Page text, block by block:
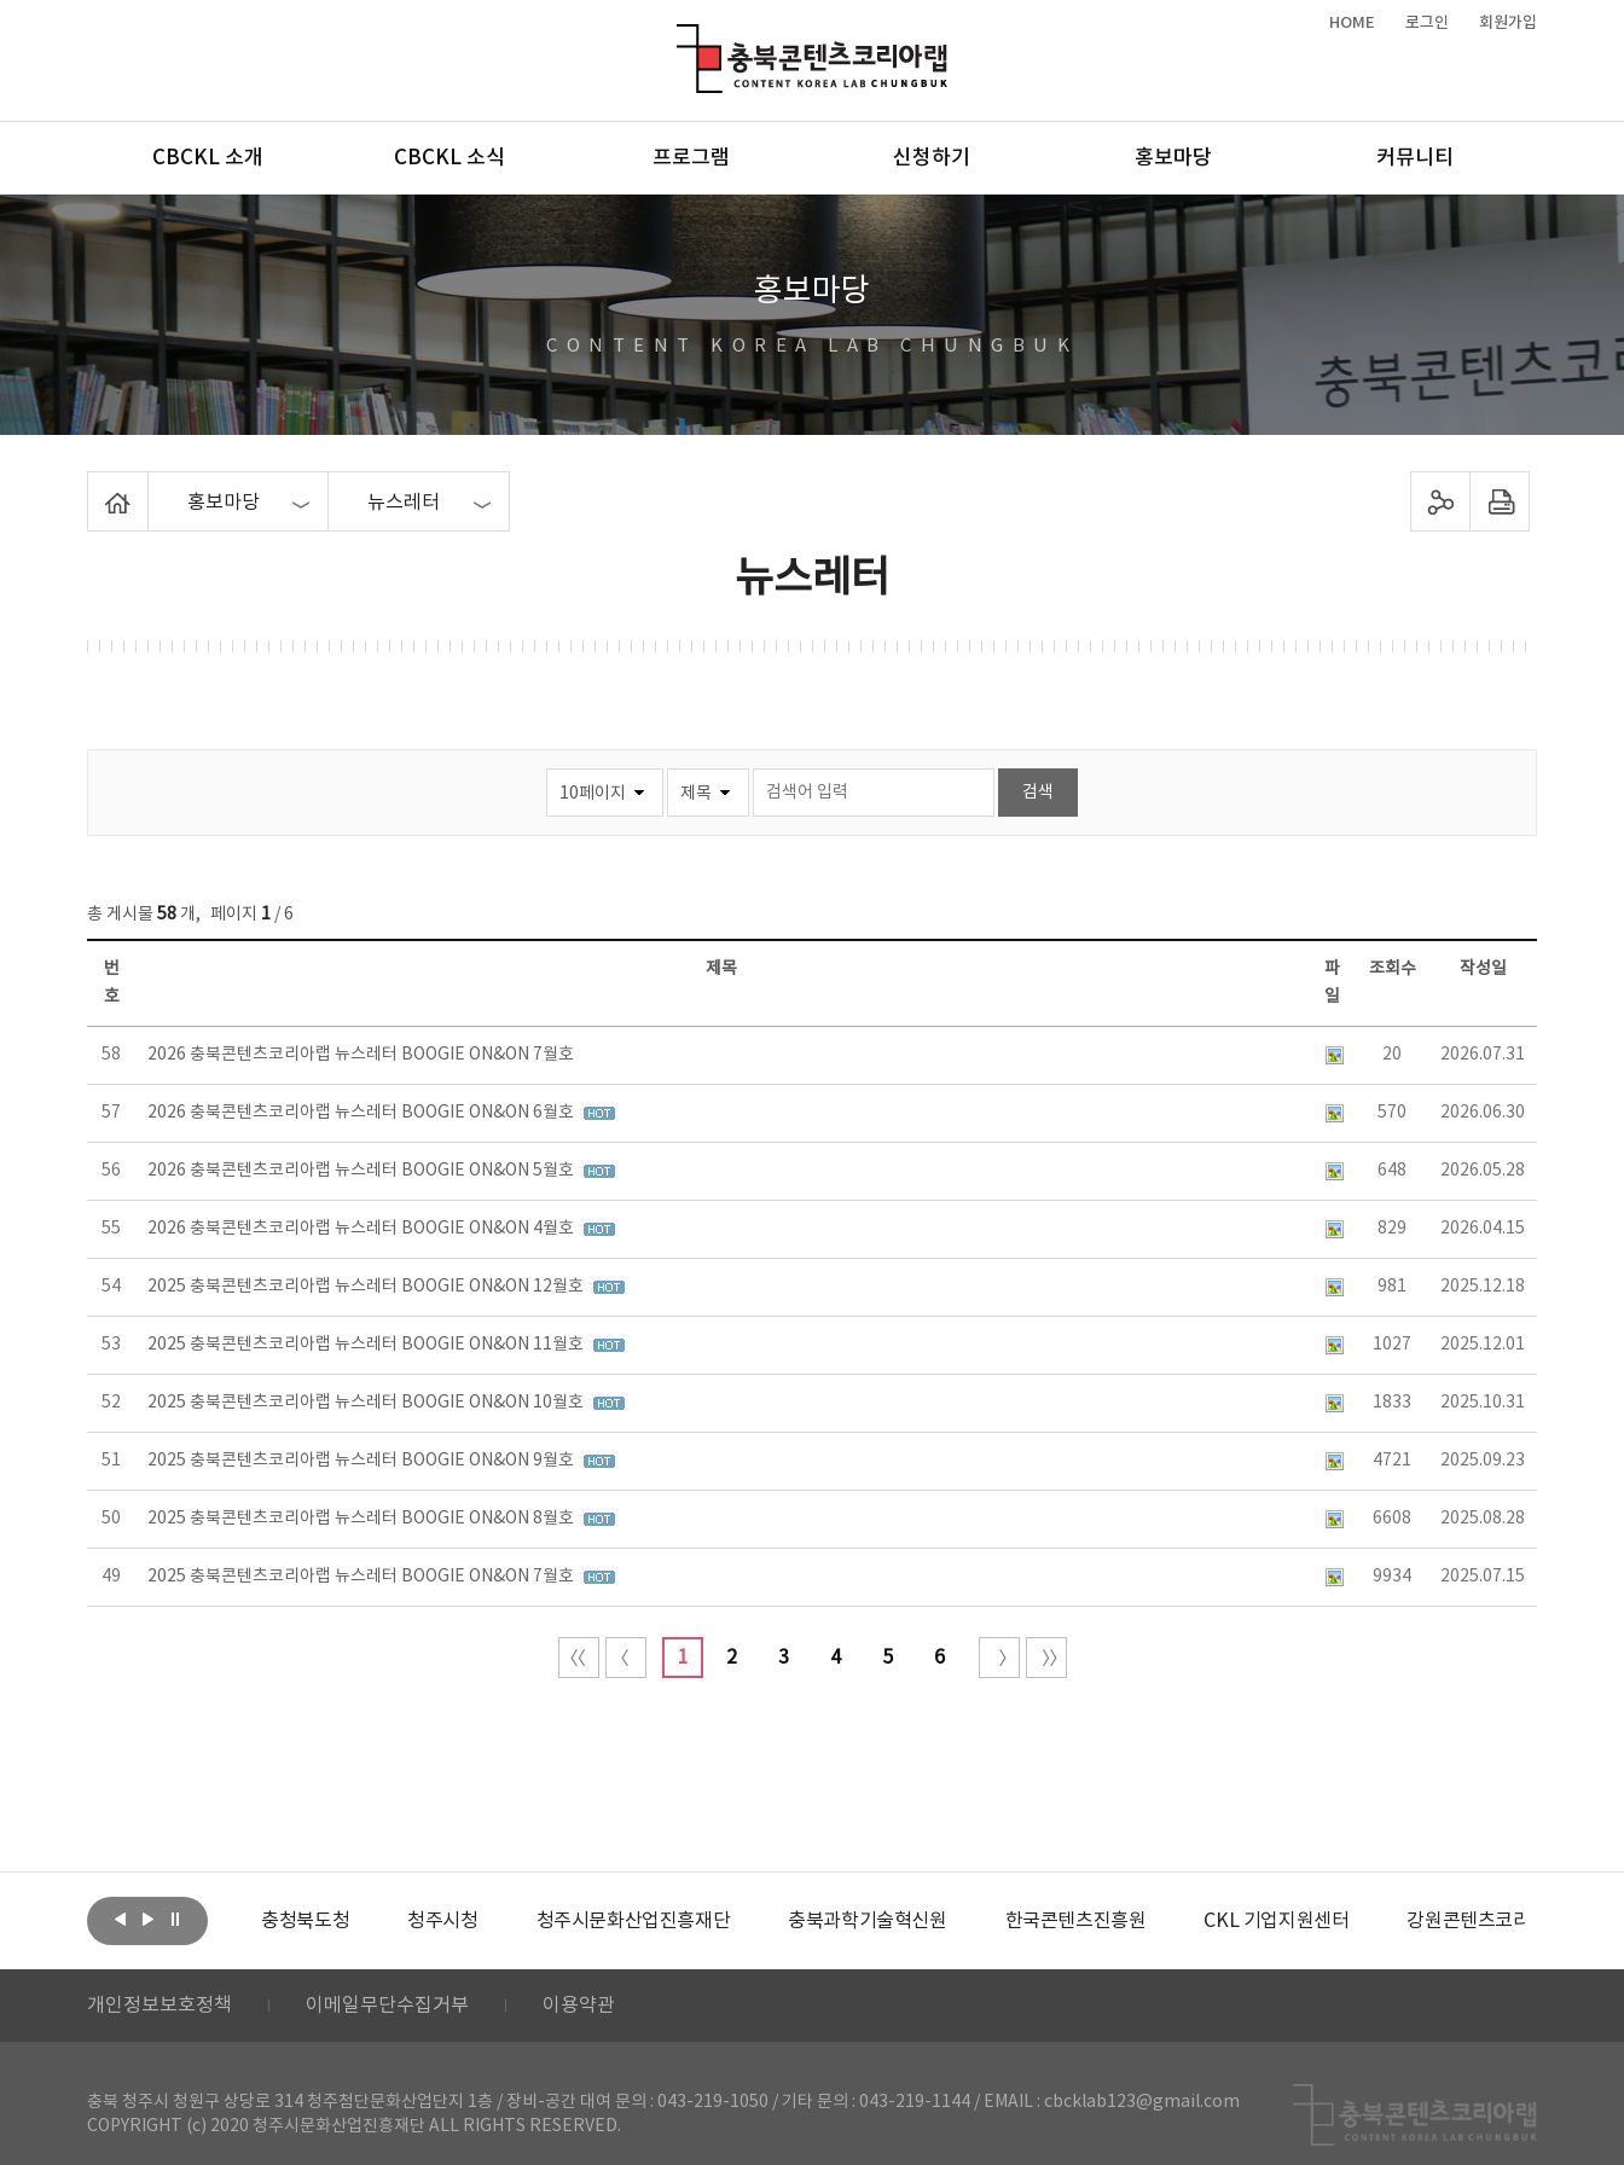
HOME 로그인 회원가입
메뉴
CBCKL 소개 CBCKL 소식 프로그램 신청하기 홍보마당 커뮤니티
홍보마당
CONTENT KOREA LAB CHUNGBUK
홍보마당 뉴스레터 sns 공유하기 프린트하기
뉴스레터
총 게시물 58 개, 페이지 1 / 6
뉴스레터 목록 - 번호, 제목, 작성자, 파일, 조회수, 작성일 정보 제공
번
호
제목
파
일
조회수 작성일
58 2026 충북콘텐츠코리아랩 뉴스레터 BOOGIE ON&ON 7월호 20 2026.07.31
57 2026 충북콘텐츠코리아랩 뉴스레터 BOOGIE ON&ON 6월호 570 2026.06.30
56 2026 충북콘텐츠코리아랩 뉴스레터 BOOGIE ON&ON 5월호 648 2026.05.28
55 2026 충북콘텐츠코리아랩 뉴스레터 BOOGIE ON&ON 4월호 829 2026.04.15
54 2025 충북콘텐츠코리아랩 뉴스레터 BOOGIE ON&ON 12월호 981 2025.12.18
53 2025 충북콘텐츠코리아랩 뉴스레터 BOOGIE ON&ON 11월호 1027 2025.12.01
52 2025 충북콘텐츠코리아랩 뉴스레터 BOOGIE ON&ON 10월호 1833 2025.10.31
51 2025 충북콘텐츠코리아랩 뉴스레터 BOOGIE ON&ON 9월호 4721 2025.09.23
50 2025 충북콘텐츠코리아랩 뉴스레터 BOOGIE ON&ON 8월호 6608 2025.08.28
49 2025 충북콘텐츠코리아랩 뉴스레터 BOOGIE ON&ON 7월호 9934 2025.07.15
1 2 3 4 5 6
문화체육관광부 충청북도청 청주시청 청주시문화산업진흥재단 충북과학기술혁신원 한국콘텐츠진흥원 CKL 기업지원센터 강원콘텐츠코리아랩
개인정보보호정책 이메일무단수집거부 이용약관
충북 청주시 청원구 상당로 314 청주첨단문화산업단지 1층 / 장비-공간 대여 문의 : 043-219-1050 / 기타 문의 : 043-219-1144 / EMAIL : cbcklab123@gmail.com
COPYRIGHT (c) 2020 청주시문화산업진흥재단 ALL RIGHTS RESERVED.